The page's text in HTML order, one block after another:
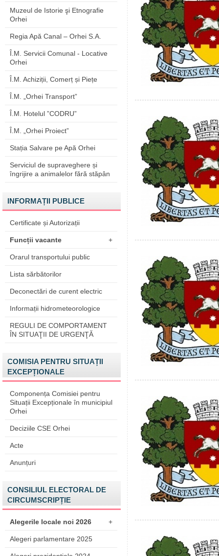
Muzeul de Istorie şi Etnografie
Orhei
Regia Apă Canal – Orhei S.A.
Î.M. Servicii Comunal - Locative
Orhei
Î.M. Achiziții, Comerț și Piețe
Î.M. „Orhei Transport”
Î.M. Hotelul ”CODRU”
Î.M. „Orhei Proiect”
Stația Salvare pe Apă Orhei
Serviciul de supraveghere și
îngrijire a animalelor fără stăpân
INFORMAȚII PUBLICE
Certificate și Autorizații
Funcții vacante +
Orarul transportului public
Lista sărbătorilor
Deconectări de curent electric
Informații hidrometeorologice
REGULI DE COMPORTAMENT
ÎN SITUAŢII DE URGENŢĂ
COMISIA PENTRU SITUAȚII
EXCEPȚIONALE
Componența Comisiei pentru
Situații Excepționale în municipiul
Orhei
Deciziile CSE Orhei
Acte
Anunțuri
CONSILIUL ELECTORAL DE
CIRCUMSCRIPȚIE
Alegerile locale noi 2026 +
Alegeri parlamentare 2025